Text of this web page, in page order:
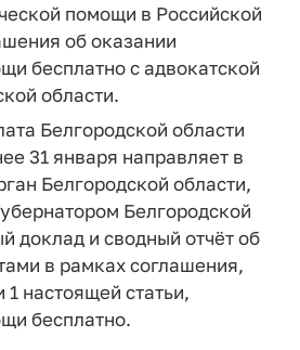
помощи в Российской
об оказании
бесплатно с адвокатской
области.
Белгородской области
31 января направляет в
Белгородской области,
Белгородской
доклад и сводный отчёт об
в рамках соглашения,
1 настоящей статьи,
бесплатно.